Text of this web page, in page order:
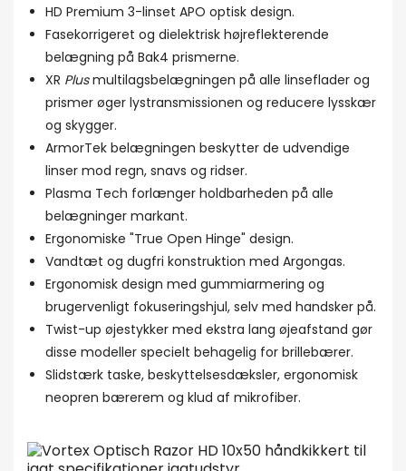
HD Premium 3-linset APO optisk design.
Fasekorrigeret og dielektrisk højreflekterende
belægning på Bak4 prismerne.
XR Plusmultilagsbelægningen på alle linseflader og
prismer øger lystransmissionen og reducere lysskær
og skygger.
ArmorTek belægningen beskytter de udvendige
linser mod regn, snavs og ridser.
Plasma Tech forlænger holdbarheden på alle
belægninger markant.
Ergonomiske "True Open Hinge" design.
Vandtæt og dugfri konstruktion med Argongas.
Ergonomisk design med gummiarmering og
brugervenligt fokuseringshjul, selv med handsker på.
Twist-up øjestykker med ekstra lang øjeafstand gør
disse modeller specielt behagelig for brillebærer.
Slidstærk taske, beskyttelsesdæksler, ergonomisk
neopren bærerem og klud af mikrofiber.